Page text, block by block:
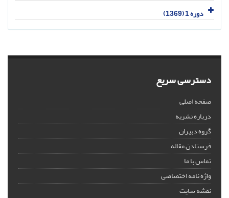
دوره 1 (1369)
دسترسی سریع
صفحه اصلی
درباره نشریه
گروه دبیران
فرستادن مقاله
تماس با ما
واژه نامه اختصاصی
نقشه سایت